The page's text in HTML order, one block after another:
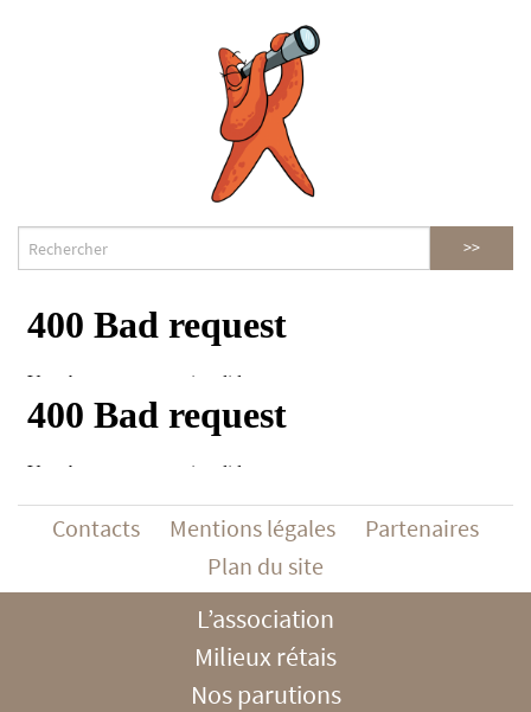
Contacts Mentions légales
Partenaires
Plan du site
L’association
Milieux rétais
Nos parutions